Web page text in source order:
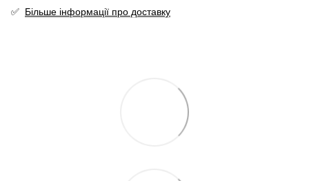
✅ Більше інформації про доставку